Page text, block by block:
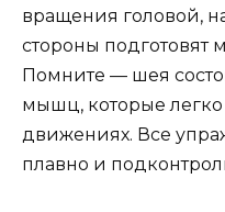
вращения головой,
стороны подготовят
Помните — шея
мышц, которые
движениях. Все
плавно и